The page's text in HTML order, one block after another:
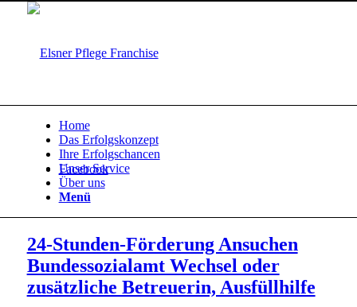
Facebook
Home
Das Erfolgskonzept
Ihre Erfolgschancen
Unser Service
Über uns
Menü
24-Stunden-Förderung Ansuchen
Bundessozialamt Wechsel oder
zusätzliche Betreuerin, Ausfüllhilfe